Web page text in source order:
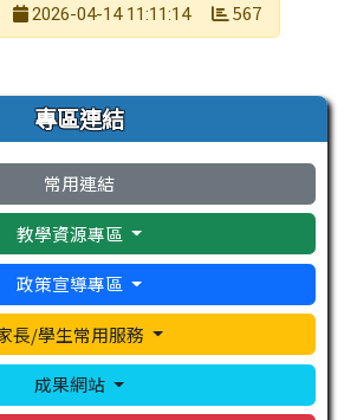
2026-04-14 11:11:14 567
專區連結
常用連結
教學資源專區
政策宣導專區
長/學生常用服務
成果網站